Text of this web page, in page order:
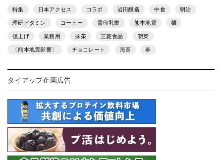
特集 日本アクセス コラボ 岩田醸造 中食 明治
理研ビタミン コーヒー 雪印乳業 熊本地震 麺
値上げ 業務用 抹茶 三菱食品 惣菜
〔熊本地震影響〕 チョコレート 海苔 春
タイアップ企画広告